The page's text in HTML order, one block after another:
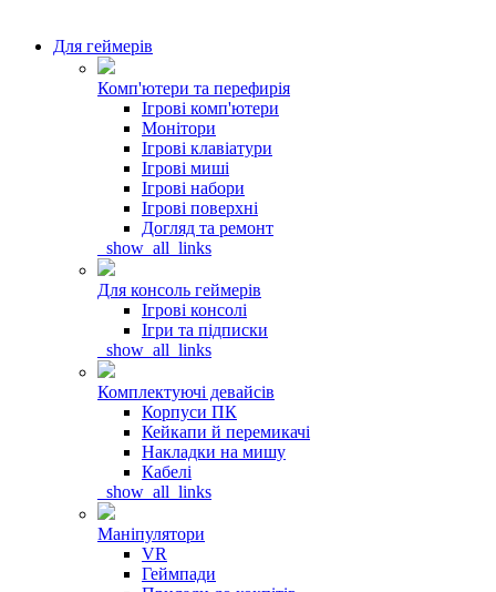
Для геймерів
Комп'ютери та перефирія
Ігрові комп'ютери
Монітори
Ігрові клавіатури
Ігрові миші
Ігрові набори
Ігрові поверхні
Догляд та ремонт
_show_all_links
Для консоль геймерів
Ігрові консолі
Ігри та підписки
_show_all_links
Комплектуючі девайсів
Корпуси ПК
Кейкапи й перемикачі
Накладки на мишу
Кабелі
_show_all_links
Маніпулятори
VR
Геймпади